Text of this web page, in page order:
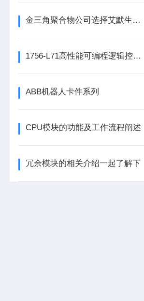
金三角聚合物公司选择艾默生为其新建工厂提供设备数字自动化技术以及软件
1756-L71高性能可编程逻辑控制器的常见维护保养方法分享
ABB机器人卡件系列
CPU模块的功能及工作流程阐述
冗余模块的相关介绍一起了解下